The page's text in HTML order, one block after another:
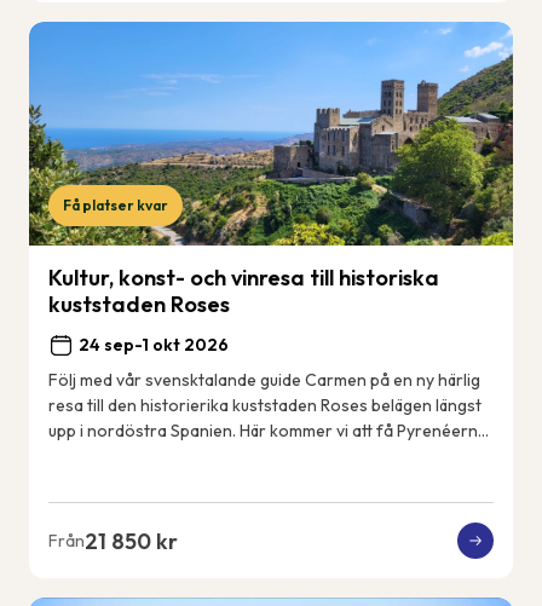
Få platser kvar
Kultur, konst- och vinresa till historiska
kuststaden Roses
24 sep-1 okt 2026
Följ med vår svensktalande guide Carmen på en ny härlig
resa till den historierika kuststaden Roses belägen längst
upp i nordöstra Spanien. Här kommer vi att få Pyrenéerna
Från21 850 kr